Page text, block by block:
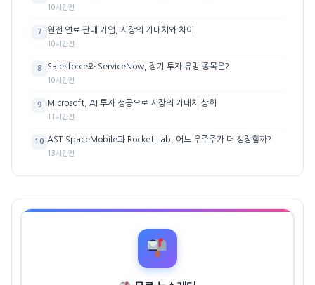
10시간전
7 원전 연료 판매 기업, 시장의 기대치와 차이
10시간전
8 Salesforce와 ServiceNow, 장기 투자 유망 종목은?
10시간전
9 Microsoft, AI 투자 성공으로 시장의 기대치 상회
11시간전
10 AST SpaceMobile과 Rocket Lab, 어느 우주주가 더 성장할까?
13시간전